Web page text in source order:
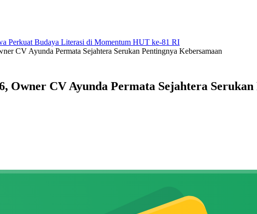
Perkuat Budaya Literasi di Momentum HUT ke-81 RI
CV Ayunda Permata Sejahtera Serukan Pentingnya Kebersamaan
Owner CV Ayunda Permata Sejahtera Serukan